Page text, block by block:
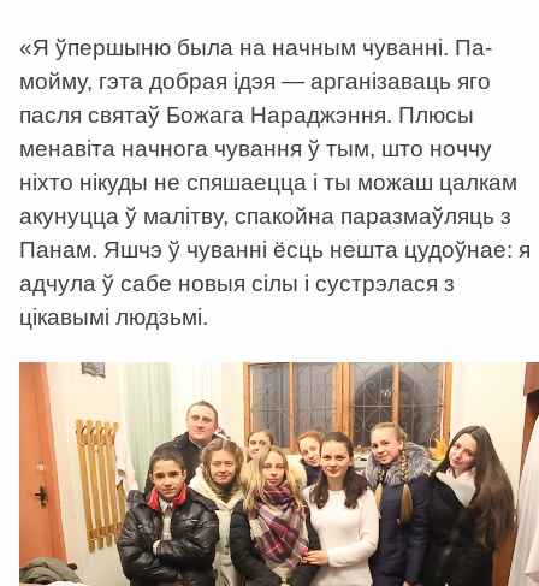
«Я ўпершыню была на начным чуванні. Па-
мойму, гэта добрая ідэя — арганізаваць яго
пасля святаў Божага Нараджэння. Плюсы
менавіта начнога чування ў тым, што ноччу
ніхто нікуды не спяшаецца і ты можаш цалкам
акунуцца ў малітву, спакойна паразмаўляць з
Панам. Яшчэ ў чуванні ёсць нешта цудоўнае: я
адчула ў сабе новыя сілы і сустрэлася з
цікавымі людзьмі.